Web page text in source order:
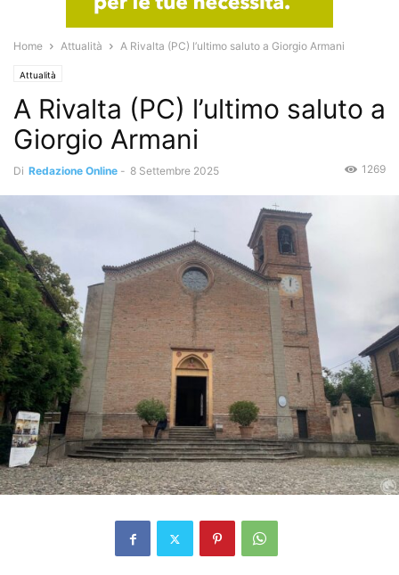
Home Attualità A Rivalta (PC) l’ultimo saluto a Giorgio Armani
Attualità
A Rivalta (PC) l’ultimo saluto a
Giorgio Armani
Di Redazione Online - 8 Settembre 2025 1269